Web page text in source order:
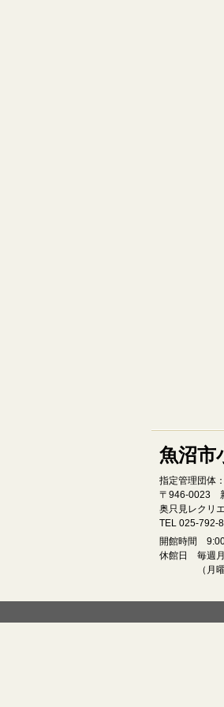
魚沼市
指定管理団体
〒946‐0023
奥只見レクリ
TEL 025-
開館時間
休館日 毎週月
（月曜が祝